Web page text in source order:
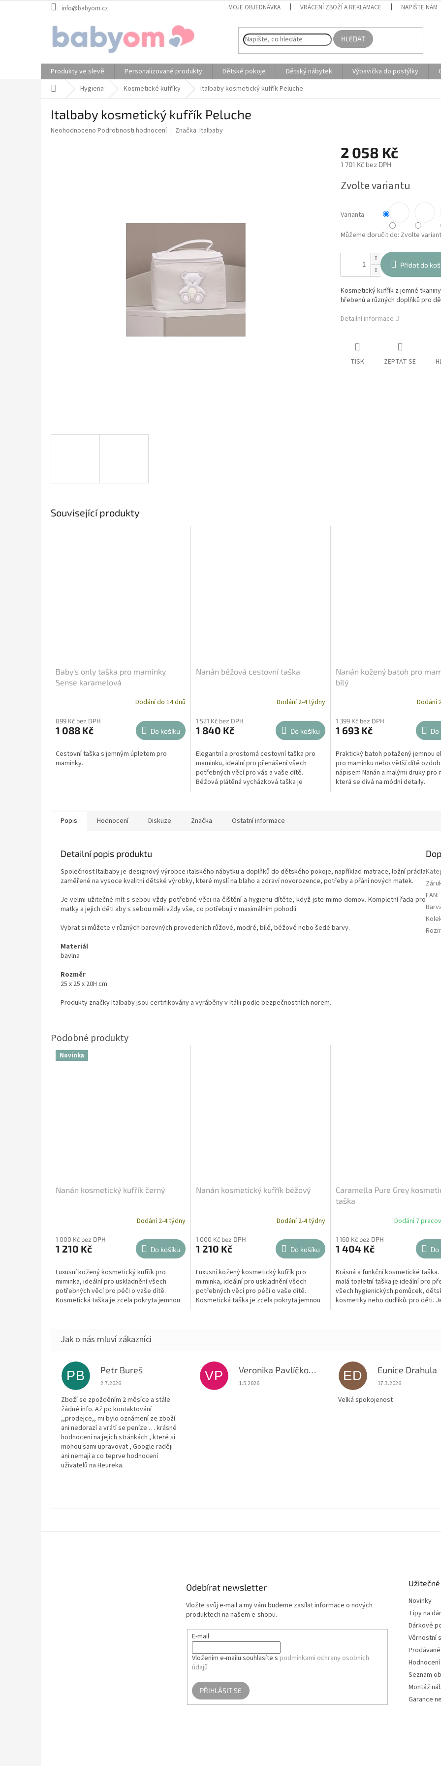
na
info@babyom.cz MOJE OBJEDNÁVKA VRÁCENÍ ZBOŽÍ A REKLAMACE NAPIŠTE NÁM
HLEDAT
Produkty ve slevě Personalizované produkty Dětské pokoje Dětský nábytek Výbavička do postýlky
Domů Hygiena Kosmetické kufříky Italbaby kosmetický kufřík Peluche
Italbaby kosmetický kufřík Peluche
Průměrné
Neohodnoceno Podrobnosti hodnocení Značka: Italbaby
2 058 Kč
1 701 Kč bez DPH
cena:
Zvolte variantu
Varianta
Můžeme doručit do: Zvolte
Přidat do
Kosmetický kufřík z jemné
hřebenů a různých doplňků pro
Detailní informace
TISK ZEPTAT SE
Související produkty
Baby's only taška pro maminky
Sense karamelová
Dodání do 14 dnů
899 Kč bez DPH
1 088 Kč Do košíku
Cestovní taška s jemným úpletem pro
maminky.
Nanán béžová cestovní taška
Dodání 2-4 týdny
1 521 Kč bez DPH
1 840 Kč Do košíku
Elegantní a prostorná cestovní taška pro
maminku, ideální pro přenášení všech
potřebných věcí pro vás a vaše dítě.
Béžová plátěná vycházková taška je
Nanán kožený batoh pro
bílý
Dodání
1 399 Kč bez DPH
1 693 Kč Do
Praktický batoh potažený jemnou
pro maminku nebo větší dítě
nápisem Nanán a malými druky pro
která se dívá na módní detaily.
Popis Hodnocení Diskuze Značka Ostatní informace
Detailní popis produktu
Společnost Italbaby je designový výrobce italského nábytku a doplňků do dětského pokoje, například matrace, ložní prádla
zaměřené na vysoce kvalitní dětské výrobky, které myslí na blaho a zdraví novorozence, potřeby a přání nových matek.
Je velmi užitečné mít s sebou vždy potřebné věci na čištění a hygienu dítěte, když jste mimo domov. Kompletní řada pro
matky a jejich děti aby s sebou měli vždy vše, co potřebují v maximálním pohodlí.
Vybrat si můžete v různých barevných provedeních růžové, modré, bílé, béžové nebo šedé barvy.
Materiál
bavlna
Rozměr
25 x 25 x 20H cm
Produkty značky Italbaby jsou certifikovány a vyráběny v Itálii podle bezpečnostních norem.
EAN:
Novinka
Nanán kosmetický kufřík černý
Dodání 2-4 týdny
1 000 Kč bez DPH
1 210 Kč Do košíku
Luxusní kožený kosmetický kufřík pro
miminka, ideální pro uskladnění všech
potřebných věcí pro péči o vaše dítě.
Kosmetická taška je zcela pokryta jemnou
Nanán kosmetický kufřík béžový
Dodání 2-4 týdny
1 000 Kč bez DPH
1 210 Kč Do košíku
Luxusní kožený kosmetický kufřík pro
miminka, ideální pro uskladnění všech
potřebných věcí pro péči o vaše dítě.
Kosmetická taška je zcela pokryta jemnou
Caramella Pure Grey
taška
Dodání 7
1 160 Kč bez DPH
1 404 Kč Do
Krásná a funkční kosmetické taška.
malá toaletní taška je ideální pro
všech hygienických pomůcek,
kosmetiky nebo dudlíků. pro děti.
PB Petr Bureš
Hodnocení obchodu je 1 z 5 hvězdiček.
2.7.2026
Zboží se zpožděním 2 měsíce a stále
žádné info. Až po kontaktování
,,prodejce,, mi bylo oznámení ze zboží
ani nedorazí a vrátí se peníze … krásné
hodnocení na jejich stránkách , které si
mohou sami upravovat , Google raději
ani nemají a co teprve hodnocení
uživatelů na Heureka.
VP Veronika Pavlíčková
Hodnocení obchodu je 5 z 5 hvězdiček.
1.5.2026
ED Eunice Drahula
Hodnocení obchodu
17.3.2026
Velká spokojenost
Odebírat newsletter
Vložte svůj e-mail a my vám budeme zasílat informace o nových
produktech na našem e-shopu.
E-mail
Vložením e-mailu souhlasíte s podmínkami ochrany osobních
údajů
PŘIHLÁSIT SE
Novinky
Tipy na
Dárkové
Věrnostní
Seznam
Montáž
Garance